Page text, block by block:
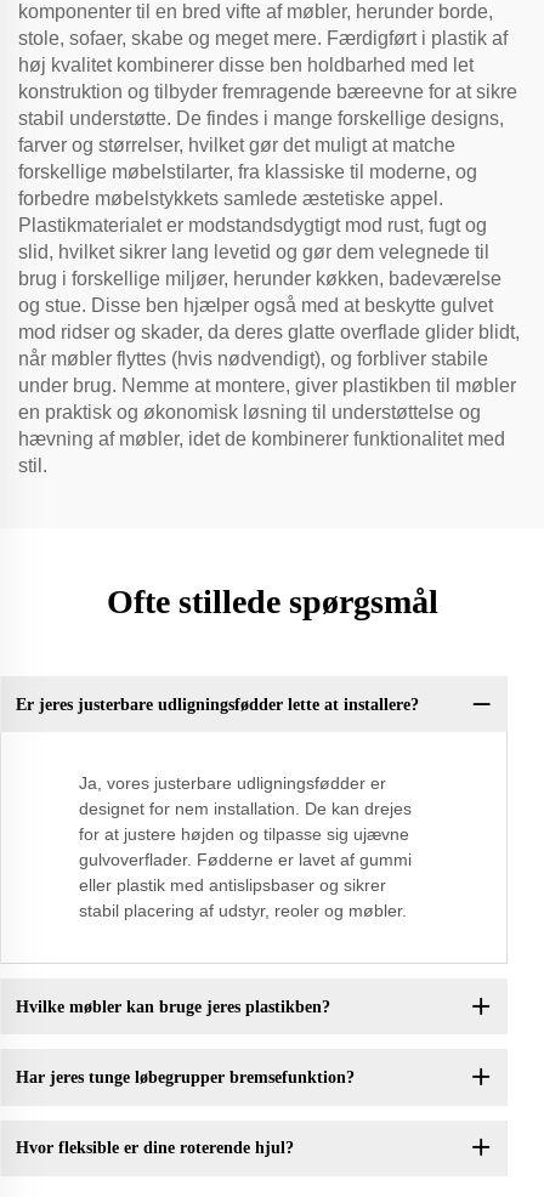
komponenter til en bred vifte af møbler, herunder borde,
stole, sofaer, skabe og meget mere. Færdigført i plastik af
høj kvalitet kombinerer disse ben holdbarhed med let
konstruktion og tilbyder fremragende bæreevne for at sikre
stabil understøtte. De findes i mange forskellige designs,
farver og størrelser, hvilket gør det muligt at matche
forskellige møbelstilarter, fra klassiske til moderne, og
forbedre møbelstykkets samlede æstetiske appel.
Plastikmaterialet er modstandsdygtigt mod rust, fugt og
slid, hvilket sikrer lang levetid og gør dem velegnede til
brug i forskellige miljøer, herunder køkken, badeværelse
og stue. Disse ben hjælper også med at beskytte gulvet
mod ridser og skader, da deres glatte overflade glider blidt,
når møbler flyttes (hvis nødvendigt), og forbliver stabile
under brug. Nemme at montere, giver plastikben til møbler
en praktisk og økonomisk løsning til understøttelse og
hævning af møbler, idet de kombinerer funktionalitet med
stil.
Ofte stillede spørgsmål
Er jeres justerbare udligningsfødder lette at installere?
Ja, vores justerbare udligningsfødder er
designet for nem installation. De kan drejes
for at justere højden og tilpasse sig ujævne
gulvoverflader. Fødderne er lavet af gummi
eller plastik med antislipsbaser og sikrer
stabil placering af udstyr, reoler og møbler.
Hvilke møbler kan bruge jeres plastikben?
Har jeres tunge løbegrupper bremsefunktion?
Hvor fleksible er dine roterende hjul?